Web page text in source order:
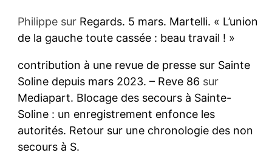
Philippesur Regards. 5 mars. Martelli. « L’union
de la gauche toute cassée : beau travail ! »
contribution à une revue de presse sur Sainte
Soline depuis mars 2023. – Reve 86 sur
Mediapart. Blocage des secours à Sainte-
Soline : un enregistrement enfonce les
autorités. Retour sur une chronologie des non
secours à S.